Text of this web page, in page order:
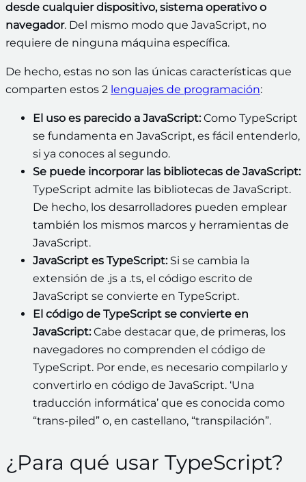
desde cualquier dispositivo, sistema operativo o
navegador. Del mismo modo que JavaScript, no
requiere de ninguna máquina específica.
De hecho, estas no son las únicas características que
comparten estos 2 lenguajes de programación:
El uso es parecido a JavaScript:Como TypeScript
se fundamenta en JavaScript, es fácil entenderlo,
si ya conoces al segundo.
Se puede incorporar las bibliotecas de JavaScript:
TypeScript admite las bibliotecas de JavaScript.
De hecho, los desarrolladores pueden emplear
también los mismos marcos y herramientas de
JavaScript.
JavaScript es TypeScript: Si se cambia la
extensión de .js a .ts, el código escrito de
JavaScript se convierte en TypeScript.
El código de TypeScript se convierte en
JavaScript:Cabe destacar que, de primeras, los
navegadores no comprenden el código de
TypeScript. Por ende, es necesario compilarlo y
convertirlo en código de JavaScript. ‘Una
traducción informática’ que es conocida como
“trans-piled” o, en castellano, “transpilación”.
¿Para qué usar TypeScript?